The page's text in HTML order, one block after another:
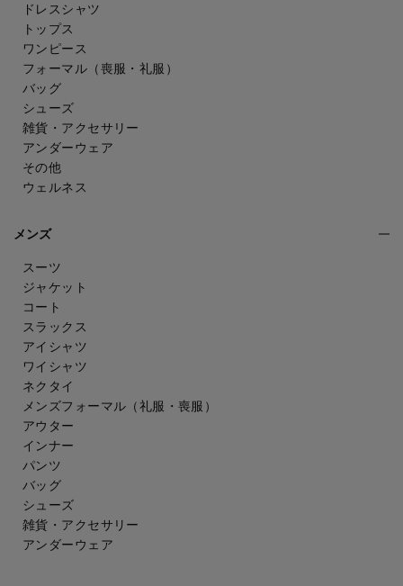
ドレスシャツ
トップス
ワンピース
フォーマル（喪服・礼服）
バッグ
シューズ
雑貨・アクセサリー
アンダーウェア
その他
ウェルネス
メンズ
スーツ
ジャケット
コート
スラックス
アイシャツ
ワイシャツ
ネクタイ
メンズフォーマル （礼服・喪服）
アウター
インナー
パンツ
バッグ
シューズ
雑貨・アクセサリー
アンダーウェア